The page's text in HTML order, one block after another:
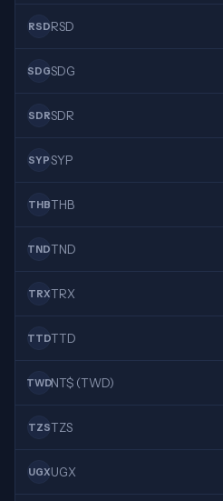
RSDRSD
SDGSDG
SDRSDR
SYPSYP
THBTHB
TNDTND
TRXTRX
TTDTTD
TWDNT$ (TWD)
TZSTZS
UGXUGX